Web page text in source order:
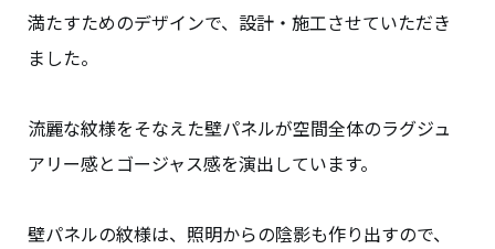
満たすためのデザインで、設計・施工させていただき
ました。
流麗な紋様をそなえた壁パネルが空間全体のラグジュ
アリー感とゴージャス感を演出しています。
壁パネルの紋様は、照明からの陰影も作り出すので、